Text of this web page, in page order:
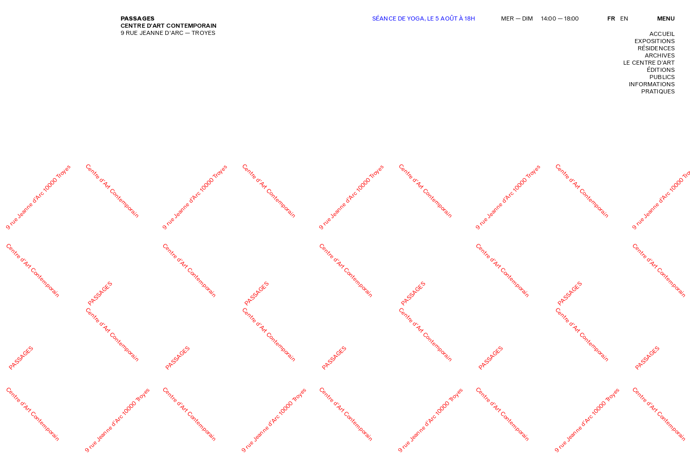
PASSAGES
CENTRE D'ART CONTEMPORAIN
9 RUE JEANNE D'ARC — TROYES
SÉANCE DE YOGA, LE 5 AOÛT À 18H MER — DIM 14:00 — 18:00 FR EN MENU
ACCUEIL
EXPOSITIONS
RÉSIDENCES
ARCHIVES
LE CENTRE D’ART
ÉDITIONS
PUBLICS
INFORMATIONS
PRATIQUES
9 rue Jeanne d’Arc 10000 Troyes
Centre d’Art Contemporain
PASSAGES
Centre d’Art Contemporain
Centre d’Art Contemporain
PASSAGES
Centre d’Art Contemporain
9 rue Jeanne d’Arc 10000 Troyes
9 rue Jeanne d’Arc 10000 Troyes
Centre d’Art Contemporain
PASSAGES
Centre d’Art Contemporain
Centre d’Art Contemporain
PASSAGES
Centre d’Art Contemporain
9 rue Jeanne d’Arc 10000 Troyes
9 rue Jeanne d’Arc 10000 Troyes
Centre d’Art Contemporain
PASSAGES
Centre d’Art Contemporain
Centre d’Art Contemporain
PASSAGES
Centre d’Art Contemporain
9 rue Jeanne d’Arc 10000 Troyes
9 rue Jeanne d’Arc 10000 Troyes
Centre d’Art Contemporain
PASSAGES
Centre d’Art Contemporain
Centre d’Art Contemporain
PASSAGES
Centre d’Art Contemporain
9 rue Jeanne d’Arc 10000 Troyes
9 rue Jeanne d’Arc
Centre d’Art Contemporain
PASSAGES
Centre d’Art Contemporain